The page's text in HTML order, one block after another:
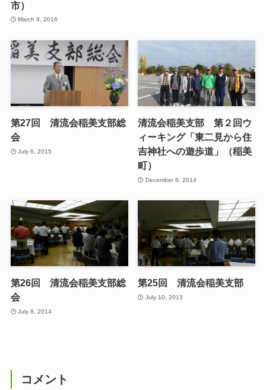
市）
March 9, 2016
第27回 清流会稲美支部総
会
July 6, 2015
清流会稲美支部 第２回ウ
ィーキング「東二見から住
吉神社への遊歩道」（稲美
町）
December 8, 2014
第26回 清流会稲美支部総
会
July 8, 2014
第25回 清流会稲美支部
July 10, 2013
コメント